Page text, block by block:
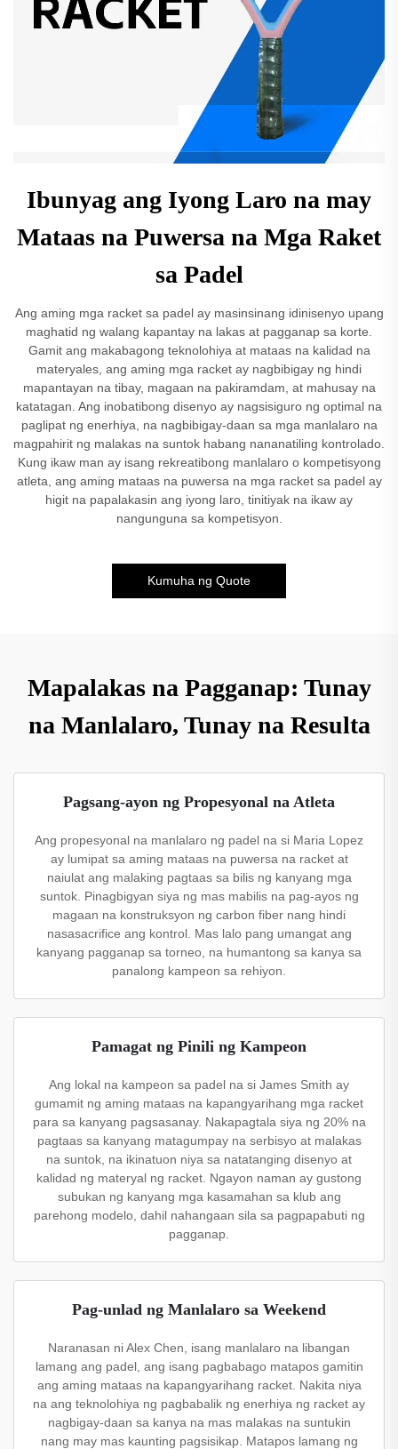
Ibunyag ang Iyong Laro na may
Mataas na Puwersa na Mga Raket
sa Padel
Ang aming mga racket sa padel ay masinsinang idinisenyo upang
maghatid ng walang kapantay na lakas at pagganap sa korte.
Gamit ang makabagong teknolohiya at mataas na kalidad na
materyales, ang aming mga racket ay nagbibigay ng hindi
mapantayan na tibay, magaan na pakiramdam, at mahusay na
katatagan. Ang inobatibong disenyo ay nagsisiguro ng optimal na
paglipat ng enerhiya, na nagbibigay-daan sa mga manlalaro na
magpahirit ng malakas na suntok habang nananatiling kontrolado.
Kung ikaw man ay isang rekreatibong manlalaro o kompetisyong
atleta, ang aming mataas na puwersa na mga racket sa padel ay
higit na papalakasin ang iyong laro, tinitiyak na ikaw ay
nangunguna sa kompetisyon.
Kumuha ng Quote
Mapalakas na Pagganap: Tunay
na Manlalaro, Tunay na Resulta
Pagsang-ayon ng Propesyonal na Atleta
Ang propesyonal na manlalaro ng padel na si Maria Lopez
ay lumipat sa aming mataas na puwersa na racket at
naiulat ang malaking pagtaas sa bilis ng kanyang mga
suntok. Pinagbigyan siya ng mas mabilis na pag-ayos ng
magaan na konstruksyon ng carbon fiber nang hindi
nasasacrifice ang kontrol. Mas lalo pang umangat ang
kanyang pagganap sa torneo, na humantong sa kanya sa
panalong kampeon sa rehiyon.
Pamagat ng Pinili ng Kampeon
Ang lokal na kampeon sa padel na si James Smith ay
gumamit ng aming mataas na kapangyarihang mga racket
para sa kanyang pagsasanay. Nakapagtala siya ng 20% na
pagtaas sa kanyang matagumpay na serbisyo at malakas
na suntok, na ikinatuon niya sa natatanging disenyo at
kalidad ng materyal ng racket. Ngayon naman ay gustong
subukan ng kanyang mga kasamahan sa klub ang
parehong modelo, dahil nahangaan sila sa pagpapabuti ng
pagganap.
Pag-unlad ng Manlalaro sa Weekend
Naranasan ni Alex Chen, isang manlalaro na libangan
lamang ang padel, ang isang pagbabago matapos gamitin
ang aming mataas na kapangyarihang racket. Nakita niya
na ang teknolohiya ng pagbabalik ng enerhiya ng racket ay
nagbigay-daan sa kanya na mas malakas na suntukin
nang may mas kaunting pagsisikap. Matapos lamang ng